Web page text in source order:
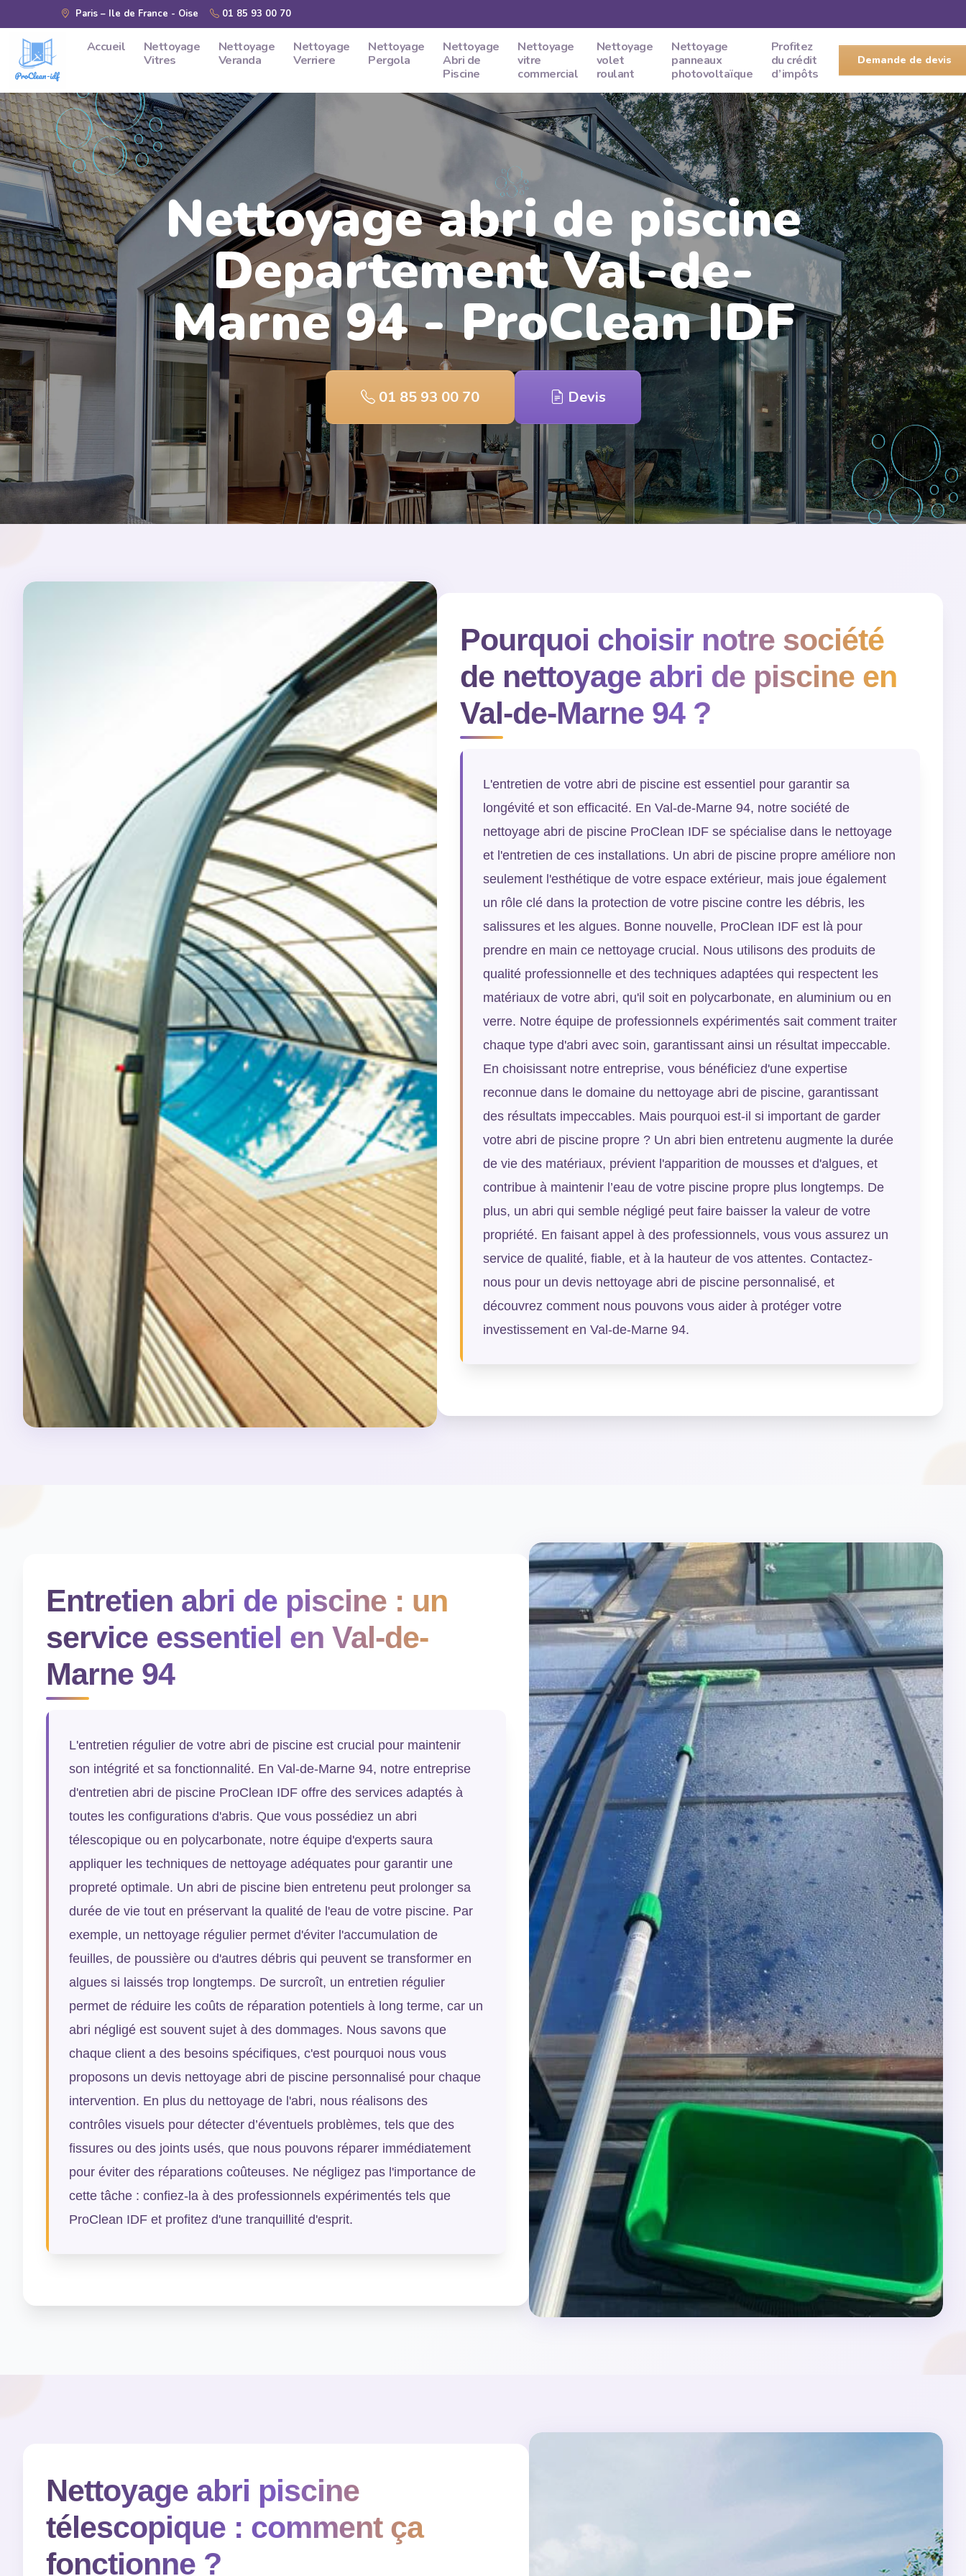
Skip to main contentParis – Ile de France - Oise 01 85 93 00 70
Accueil
Nettoyage
Vitres
Nettoyage
Veranda
Nettoyage
Verriere
Nettoyage
Pergola
Nettoyage
Abri de
Piscine
Nettoyage
vitre
commercial
Nettoyage
volet
roulant
Nettoyage
panneaux
photovoltaïque
Profitez
du crédit
d’impôts
Demande de devis
Nettoyage abri de piscine
Departement Val-de-
Marne 94 - ProClean IDF
01 85 93 00 70 Devis
Pourquoi choisir notre société
de nettoyage abri de piscine en
Val-de-Marne 94 ?
L'entretien de votre abri de piscine est essentiel pour garantir sa
longévité et son efficacité. En Val-de-Marne 94, notre société de
nettoyage abri de piscine ProClean IDF se spécialise dans le nettoyage
et l'entretien de ces installations. Un abri de piscine propre améliore non
seulement l'esthétique de votre espace extérieur, mais joue également
un rôle clé dans la protection de votre piscine contre les débris, les
salissures et les algues. Bonne nouvelle, ProClean IDF est là pour
prendre en main ce nettoyage crucial. Nous utilisons des produits de
qualité professionnelle et des techniques adaptées qui respectent les
matériaux de votre abri, qu'il soit en polycarbonate, en aluminium ou en
verre. Notre équipe de professionnels expérimentés sait comment traiter
chaque type d'abri avec soin, garantissant ainsi un résultat impeccable.
En choisissant notre entreprise, vous bénéficiez d'une expertise
reconnue dans le domaine du nettoyage abri de piscine, garantissant
des résultats impeccables. Mais pourquoi est-il si important de garder
votre abri de piscine propre ? Un abri bien entretenu augmente la durée
de vie des matériaux, prévient l'apparition de mousses et d'algues, et
contribue à maintenir l’eau de votre piscine propre plus longtemps. De
plus, un abri qui semble négligé peut faire baisser la valeur de votre
propriété. En faisant appel à des professionnels, vous vous assurez un
service de qualité, fiable, et à la hauteur de vos attentes. Contactez-
nous pour un devis nettoyage abri de piscine personnalisé, et
découvrez comment nous pouvons vous aider à protéger votre
investissement en Val-de-Marne 94.
Entretien abri de piscine : un
service essentiel en Val-de-
Marne 94
L'entretien régulier de votre abri de piscine est crucial pour maintenir
son intégrité et sa fonctionnalité. En Val-de-Marne 94, notre entreprise
d'entretien abri de piscine ProClean IDF offre des services adaptés à
toutes les configurations d'abris. Que vous possédiez un abri
télescopique ou en polycarbonate, notre équipe d'experts saura
appliquer les techniques de nettoyage adéquates pour garantir une
propreté optimale. Un abri de piscine bien entretenu peut prolonger sa
durée de vie tout en préservant la qualité de l'eau de votre piscine. Par
exemple, un nettoyage régulier permet d'éviter l'accumulation de
feuilles, de poussière ou d'autres débris qui peuvent se transformer en
algues si laissés trop longtemps. De surcroît, un entretien régulier
permet de réduire les coûts de réparation potentiels à long terme, car un
abri négligé est souvent sujet à des dommages. Nous savons que
chaque client a des besoins spécifiques, c'est pourquoi nous vous
proposons un devis nettoyage abri de piscine personnalisé pour chaque
intervention. En plus du nettoyage de l'abri, nous réalisons des
contrôles visuels pour détecter d’éventuels problèmes, tels que des
fissures ou des joints usés, que nous pouvons réparer immédiatement
pour éviter des réparations coûteuses. Ne négligez pas l'importance de
cette tâche : confiez-la à des professionnels expérimentés tels que
ProClean IDF et profitez d'une tranquillité d'esprit.
Nettoyage abri piscine
télescopique : comment ça
fonctionne ?